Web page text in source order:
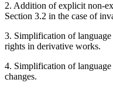
収益化
プレイヤーを適切なゲー
Unity で宣伝
Unity で収
活用事例
モバイルゲーム
新機能
ブログ
更新情報、情報、技術的
お知らせ
ニュース、ストーリー、
教育機関向けライセンス
Unityの力をあなたの機関
認定教材
Unityのマスタリーを証明
2. Addition of explicit non-
Section 3.2 in the case of
3. Simplification of
rights in derivative works.
4. Simplification of
changes.